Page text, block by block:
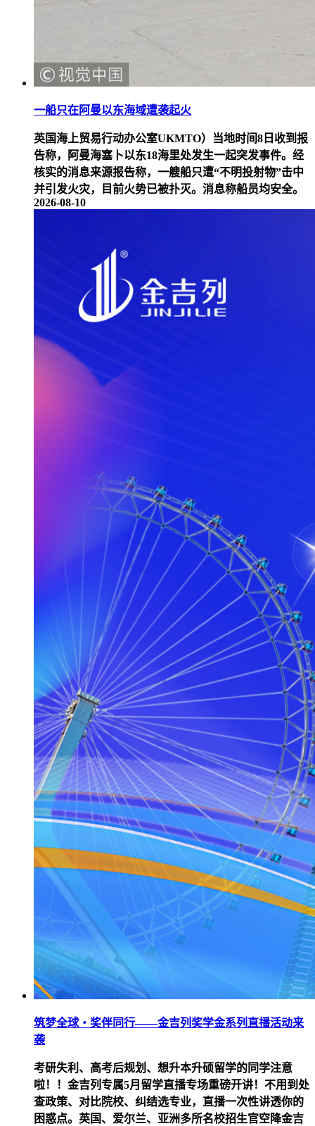
一船只在阿曼以东海域遭袭起火
英国海上贸易行动办公室UKMTO）当地时间8日收到报
告称，阿曼海塞卜以东18海里处发生一起突发事件。经
核实的消息来源报告称，一艘船只遭“不明投射物”击中
并引发火灾，目前火势已被扑灭。消息称船员均安全。
2026-08-10
筑梦全球・奖伴同行——金吉列奖学金系列直播活动来
袭
考研失利、高考后规划、想升本升硕留学的同学注意
啦！！金吉列专属5月留学直播专场重磅开讲！不用到处
查政策、对比院校、纠结选专业，直播一次性讲透你的
困惑点。英国、爱尔兰、亚洲多所名校招生官空降金吉